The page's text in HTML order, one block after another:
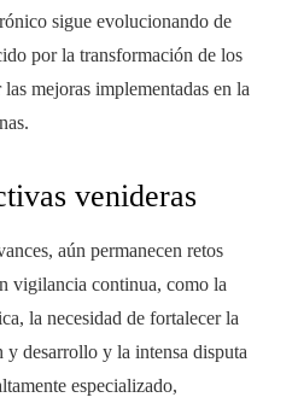
sigue evolucionando de
por la transformación de los
mejoras implementadas en la
venideras
aún permanecen retos
vigilancia continua, como la
la necesidad de fortalecer la
desarrollo y la intensa disputa
especializado,